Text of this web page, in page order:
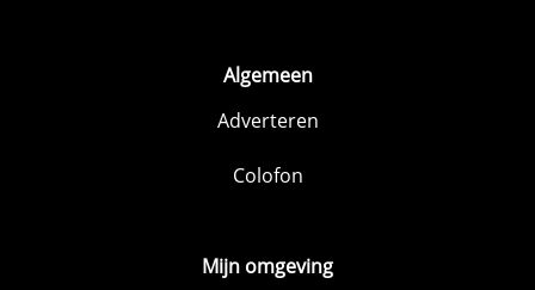
Algemeen
Adverteren
Colofon
Mijn omgeving